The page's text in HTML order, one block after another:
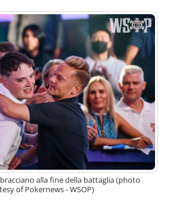
alla fine della battaglia (photo
of Pokernews - WSOP)